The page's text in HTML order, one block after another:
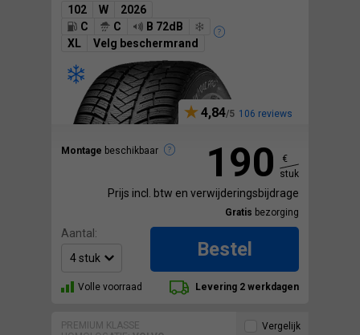
102
W
2026
C
C
B 72dB
XL
Velg beschermrand
4,84 106 reviews
Montage beschikbaar 190
€
stuk
Prijs incl. btw en verwijderingsbijdrage
Gratis bezorging
Aantal:
Bestel
Volle voorraad Levering 2 werkdagen
PREMIUM KLASSE
Vergelijk